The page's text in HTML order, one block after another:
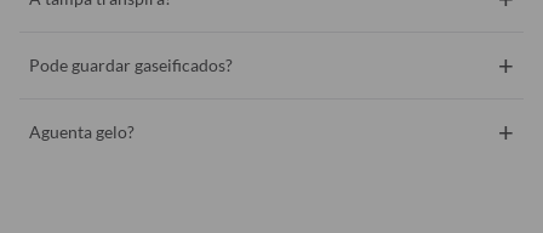
Pode guardar gaseificados? +
Aguenta gelo? +